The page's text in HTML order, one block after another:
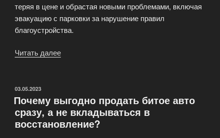
теряя в цене и обрастая новыми проблемами, включая
эвакуацию с парковки за нарушение правил
благоустройства.
Читать далее
аварийного
авто
и
ОПУБЛИКОВАНО
03.05.2023
Почему выгодно продать битое авто
сразу, а не вкладываться в
восстановление?